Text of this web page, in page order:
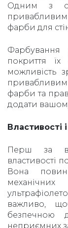
Одним з
фарби для
покриття
можливість
фарби та
додати
Властивості
Перш за
властивості
Вона
важливо,
безпечною
неприємних